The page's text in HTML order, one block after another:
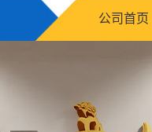
公司首页